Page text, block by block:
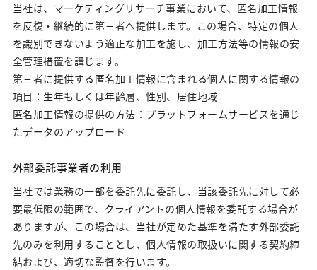
当社は、マーケティングリサーチ事業において、匿名加工情報
を反復・継続的に第三者へ提供します。この場合、特定の個人
を識別できないよう適正な加工を施し、加工方法等の情報の安
全管理措置を講じます。
第三者に提供する匿名加工情報に含まれる個人に関する情報の
項目：生年もしくは年齢層、性別、居住地域
匿名加工情報の提供の方法：プラットフォームサービスを通じ
たデータのアップロード
外部委託事業者の利用
当社では業務の一部を委託先に委託し、当該委託先に対して必
要最低限の範囲で、クライアントの個人情報を委託する場合が
ありますが、この場合は、当社が定めた基準を満たす外部委託
先のみを利用することとし、個人情報の取扱いに関する契約締
結および、適切な監督を行います。